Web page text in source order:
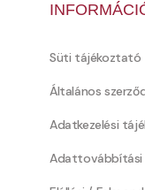
Süti tájékoztató
Általános
Adatkezelési
Adattovábbítási